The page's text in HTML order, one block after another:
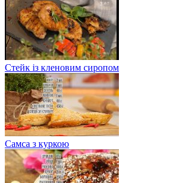
Стейк із кленовим сиропом
Самса з куркою